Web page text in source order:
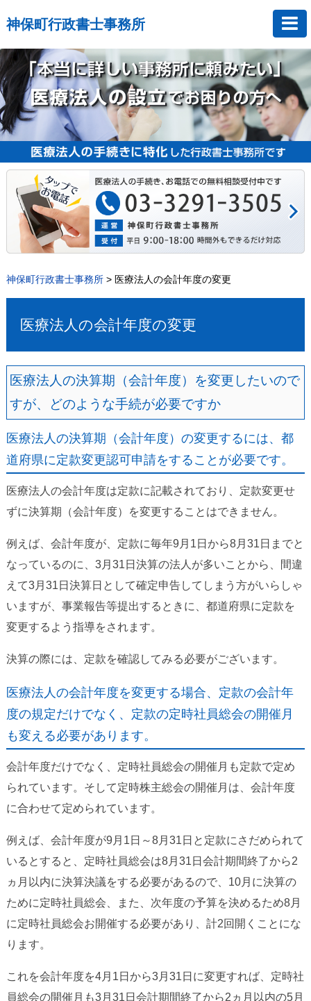
神保町行政書士事務所
神保町行政書士事務所> 医療法人の会計年度の変更
医療法人の会計年度の変更
医療法人の決算期（会計年度）を変更したいので
すが、どのような手続が必要ですか
医療法人の決算期（会計年度）の変更するには、都
道府県に定款変更認可申請をすることが必要です。
医療法人の会計年度は定款に記載されており、定款変更せ
ずに決算期（会計年度）を変更することはできません。
例えば、会計年度が、定款に毎年9月1日から8月31日までと
なっているのに、3月31日決算の法人が多いことから、間違
えて3月31日決算日として確定申告してしまう方がいらしゃ
いますが、事業報告等提出するときに、都道府県に定款を
変更するよう指導をされます。
決算の際には、定款を確認してみる必要がございます。
医療法人の会計年度を変更する場合、定款の会計年
度の規定だけでなく、定款の定時社員総会の開催月
も変える必要があります。
会計年度だけでなく、定時社員総会の開催月も定款で定め
られています。そして定時株主総会の開催月は、会計年度
に合わせて定められています。
例えば、会計年度が9月1日～8月31日と定款にさだめられて
いるとすると、定時社員総会は8月31日会計期間終了から2
ヵ月以内に決算決議をする必要があるので、10月に決算の
ために定時社員総会、また、次年度の予算を決めるため8月
に定時社員総会お開催する必要があり、計2回開くことにな
ります。
これを会計年度を4月1日から3月31日に変更すれば、定時社
員総会の開催月も3月31日会計期間終了から2ヵ月以内の5月